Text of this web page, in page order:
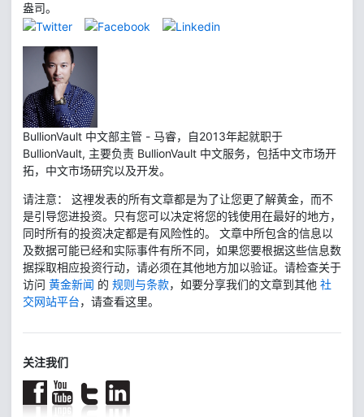
盎司。
BullionVault 中文部主管 - 马睿，自2013年起就职于
BullionVault, 主要负责 BullionVault 中文服务，包括中文市场开
拓，中文市场研究以及开发。
请注意： 这裡发表的所有文章都是为了让您更了解黄金，而不
是引导您进投资。只有您可以决定将您的钱使用在最好的地方，
同时所有的投资决定都是有风险性的。 文章中所包含的信息以
及数据可能已经和实际事件有所不同，如果您要根据这些信息数
据採取相应投资行动，请必须在其他地方加以验证。请检查关于
访问 黄金新闻 的 规则与条款，如要分享我们的文章到其他 社
交网站平台，请查看这里。
关注我们